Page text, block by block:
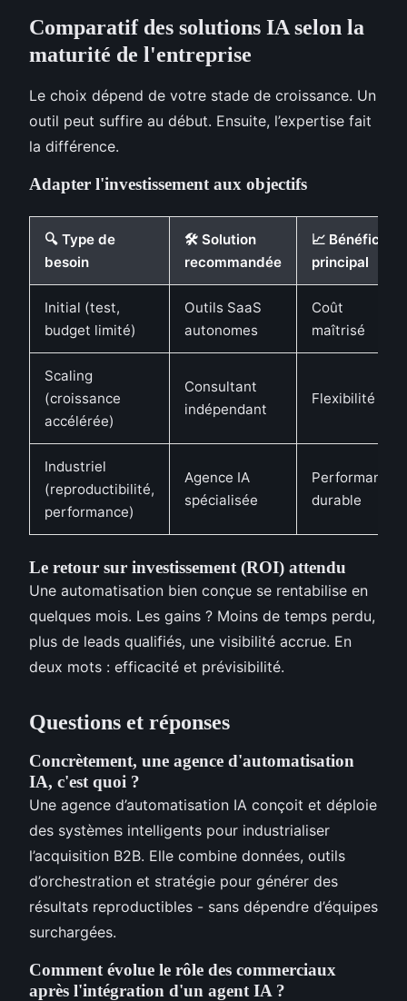
Comparatif des solutions IA selon la
maturité de l'entreprise
Le choix dépend de votre stade de croissance. Un
outil peut suffire au début. Ensuite, l’expertise fait
la différence.
Adapter l'investissement aux objectifs
🔍 Type de
besoin
🛠️ Solution
recommandée
📈 Bénéfice
principal
Initial (test,
budget limité)
Outils SaaS
autonomes
Coût
maîtrisé
Scaling
(croissance
accélérée)
Consultant
indépendant
Flexibilité
Industriel
(reproductibilité,
performance)
Agence IA
spécialisée
Performance
durable
Le retour sur investissement (ROI) attendu
Une automatisation bien conçue se rentabilise en
quelques mois. Les gains ? Moins de temps perdu,
plus de leads qualifiés, une visibilité accrue. En
deux mots : efficacité et prévisibilité.
Questions et réponses
Concrètement, une agence d'automatisation
IA, c'est quoi ?
Une agence d’automatisation IA conçoit et déploie
des systèmes intelligents pour industrialiser
l’acquisition B2B. Elle combine données, outils
d’orchestration et stratégie pour générer des
résultats reproductibles - sans dépendre d’équipes
surchargées.
Comment évolue le rôle des commerciaux
après l'intégration d'un agent IA ?